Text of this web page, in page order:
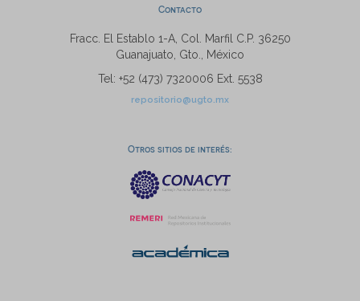
Contacto
Fracc. El Establo 1-A, Col. Marfil C.P. 36250
Guanajuato, Gto., México
Tel: +52 (473) 7320006 Ext. 5538
repositorio@ugto.mx
Otros sitios de interés: